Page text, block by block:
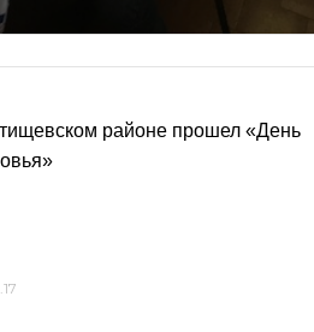
районе прошел «День